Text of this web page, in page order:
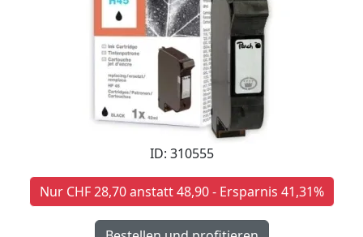
ID: 310555
Nur CHF 28,70 anstatt 48,90 - Ersparnis 41,31%